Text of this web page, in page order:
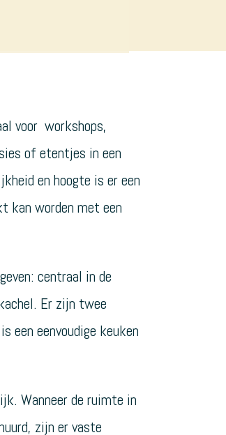
voor workshops,
of etentjes in een
en hoogte is er een
kan worden met een
centraal in de
Er zijn twee
een eenvoudige keuken
Wanneer de ruimte in
zijn er vaste